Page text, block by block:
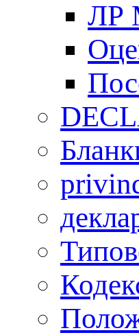
ЛР